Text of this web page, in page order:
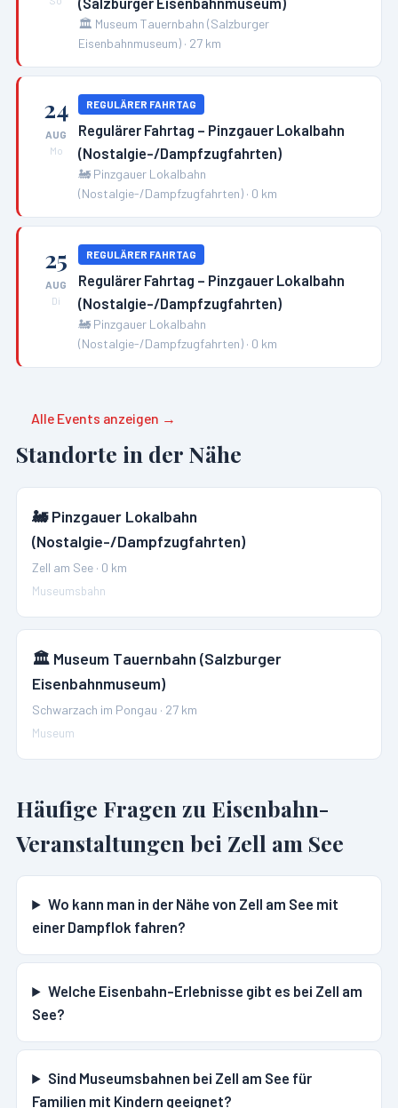
🏛️ Museum Tauernbahn (Salzburger
Eisenbahnmuseum) · 27 km
24
AUG
Mo
REGULÄRER FAHRTAG
Regulärer Fahrtag – Pinzgauer Lokalbahn
(Nostalgie-/Dampfzugfahrten)
🚂 Pinzgauer Lokalbahn
(Nostalgie-/Dampfzugfahrten) · 0 km
25
AUG
Di
REGULÄRER FAHRTAG
Regulärer Fahrtag – Pinzgauer Lokalbahn
(Nostalgie-/Dampfzugfahrten)
🚂 Pinzgauer Lokalbahn
(Nostalgie-/Dampfzugfahrten) · 0 km
Alle Events anzeigen →
Standorte in der Nähe
🚂 Pinzgauer Lokalbahn
(Nostalgie-/Dampfzugfahrten)
Zell am See · 0 km
Museumsbahn
🏛️ Museum Tauernbahn (Salzburger
Eisenbahnmuseum)
Schwarzach im Pongau · 27 km
Museum
Häufige Fragen zu Eisenbahn-
Veranstaltungen bei Zell am See
Wo kann man in der Nähe von Zell am See mit
einer Dampflok fahren?
Welche Eisenbahn-Erlebnisse gibt es bei Zell am
See?
Sind Museumsbahnen bei Zell am See für
Familien mit Kindern geeignet?